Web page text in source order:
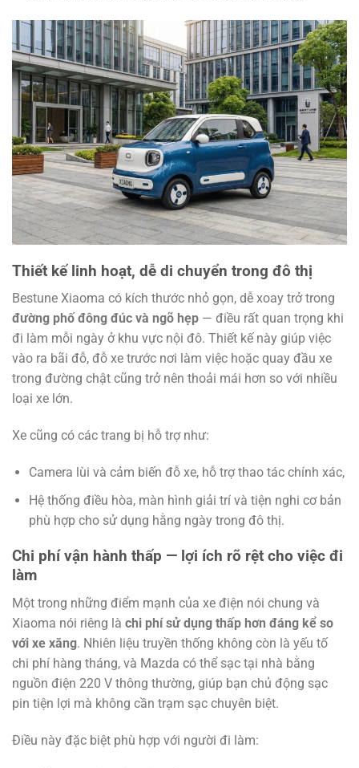
Thiết kế linh hoạt, dễ di chuyển trong đô thị
Bestune Xiaoma có kích thước nhỏ gọn, dễ xoay trở trong
đường phố đông đúc và ngõ hẹp — điều rất quan trọng khi
đi làm mỗi ngày ở khu vực nội đô. Thiết kế này giúp việc
vào ra bãi đỗ, đỗ xe trước nơi làm việc hoặc quay đầu xe
trong đường chật cũng trở nên thoải mái hơn so với nhiều
loại xe lớn.
Xe cũng có các trang bị hỗ trợ như:
Camera lùi và cảm biến đỗ xe, hỗ trợ thao tác chính xác,
Hệ thống điều hòa, màn hình giải trí và tiện nghi cơ bản
phù hợp cho sử dụng hằng ngày trong đô thị.
Chi phí vận hành thấp — lợi ích rõ rệt cho việc đi
làm
Một trong những điểm mạnh của xe điện nói chung và
Xiaoma nói riêng là chi phí sử dụng thấp hơn đáng kể so
với xe xăng. Nhiên liệu truyền thống không còn là yếu tố
chi phí hàng tháng, và Mazda có thể sạc tại nhà bằng
nguồn điện 220 V thông thường, giúp bạn chủ động sạc
pin tiện lợi mà không cần trạm sạc chuyên biệt.
Điều này đặc biệt phù hợp với người đi làm: